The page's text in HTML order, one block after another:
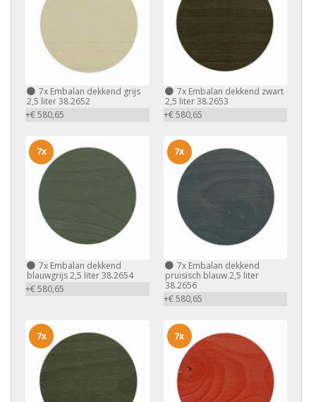
7x Embalan dekkend grijs
2,5 liter 38.2652
+€ 580,65
7xEmbalan dekkend zwart
2,5 liter 38.2653
+€ 580,65
7x Embalan dekkend
blauwgrijs 2,5 liter 38.2654
+€ 580,65
7x
7xEmbalan dekkend
pruisisch blauw 2,5 liter
38.2656
+€ 580,65
7x
7x 7x